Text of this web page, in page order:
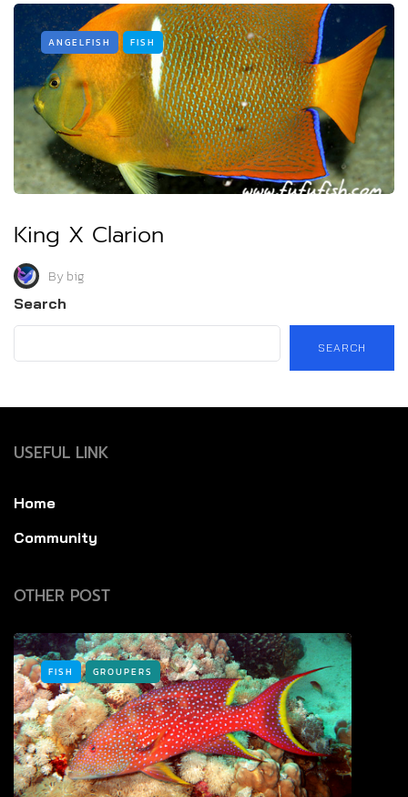
ANGELFISH FISH
King X Clarion
Bybig
Search
SEARCH
USEFUL LINK
Home
Community
OTHER POST
FISH GROUPERS